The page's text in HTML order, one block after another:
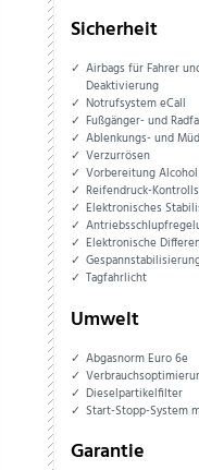
Sicherheit
Airbags für Fahrer
Deaktivierung
Notrufsystem eCall
Fußgänger- und
Ablenkungs- und
Verzurrösen
Vorbereitung
Reifendruck-
Elektronisches
Elektronische
Tagfahrlicht
Umwelt
Abgasnorm Euro 6e
Dieselpartikelfilter
Start-Stopp-System
Garantie